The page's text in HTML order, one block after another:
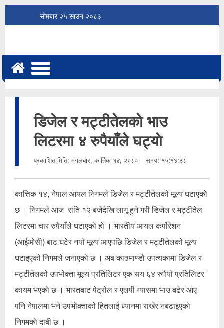
सोमबार २५ साउन २०८३
डिजेल र मट्टीतेलकाे भाउ
लिटरमा ४ रुपैयाँले घट्याे
प्रकाशित मिति: मंगलबार, कार्तिक १४, २०८० समय: १५:१४:३८
कात्तिक १४, नेपाल आयल निगमले डिजेल र मट्टीतेलको मूल्य घटाएकाे
छ । निगमले आज राति १२ बजेदेखि लागू हुने गरी डिजेल र मट्टीतेल
लिटरमा चार रुपैयाँले घटाएको हाे । भारतीय आयल कर्पोरेशन
(आईओसी) बाट घटेर नयाँ मूल्य आएपछि डिजेल र मट्टीतेलको मूल्य
घटाइएको निगमले जनाएको छ । अब काठमाण्डाै उपत्यकामा डिजेल र
मट्टीतेलको उपभोक्ता मूल्य प्रतिलिटर एक सय ६४ रुपैयाँ प्रतिलिटर
कायम भएको छ । भारतबाट पेट्रोल र एलपी ग्यासमा भाउ बढेर आए
पनि नेपालमा भने उपभोक्ताको हितलाई ध्यानमा राखेर नबढाइएको
निगमको दाबी छ ।